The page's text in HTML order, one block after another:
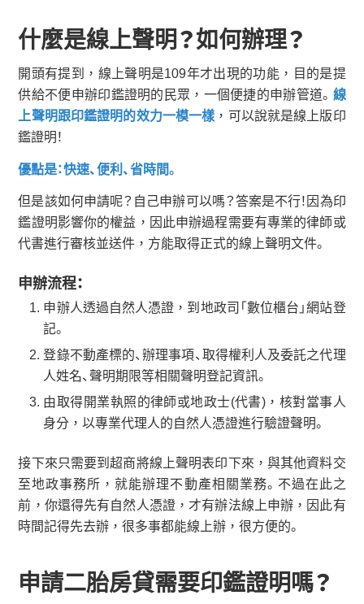
什麼是線上聲明？如何辦理？
開頭有提到，線上聲明是109年才出現的功能，目的是提
供給不便申辦印鑑證明的民眾，一個便捷的申辦管道。 線
上聲明跟印鑑證明的效力一模一樣 ，可以說就是線上版印
鑑證明！
優點是：快速、便利、省時間。
但是該如何申請呢？自己申辦可以嗎？答案是不行！因為印
鑑證明影響你的權益，因此申辦過程需要有專業的律師或
代書進行審核並送件，方能取得正式的線上聲明文件。
申辦流程：
申辦人透過自然人憑證，到地政司「數位櫃台」網站登
記。
登錄不動產標的、辦理事項、取得權利人及委託之代理
人姓名、聲明期限等相關聲明登記資訊。
由取得開業執照的律師或地政士(代書)，核對當事人
身分，以專業代理人的自然人憑證進行驗證聲明。
接下來只需要到超商將線上聲明表印下來，與其他資料交
至地政事務所，就能辦理不動產相關業務。不過在此之
前，你還得先有自然人憑證，才有辦法線上申辦，因此有
時間記得先去辦，很多事都能線上辦，很方便的。
申請二胎房貸需要印鑑證明嗎？